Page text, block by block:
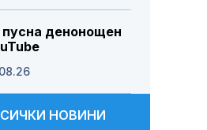
пусна денонощен
НОВИНИ